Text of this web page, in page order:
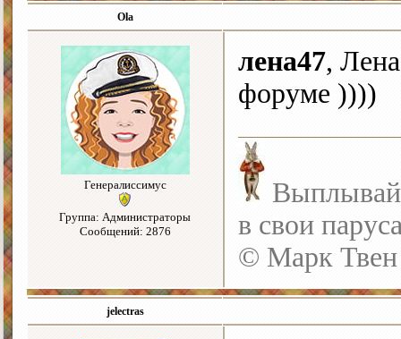
Ola
Генералиссимус
Группа: Администраторы
Сообщений: 2876
лена47,
форуме ))))
в свои
© Марк Твен
jelectras